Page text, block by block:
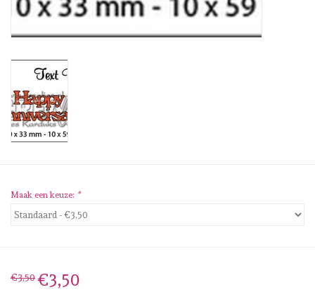
Embellishment/bedeltjes
Mixed Media
Diversen
Embossingpoeders
Lint
Maak een keuze: *
€3,50€3,50